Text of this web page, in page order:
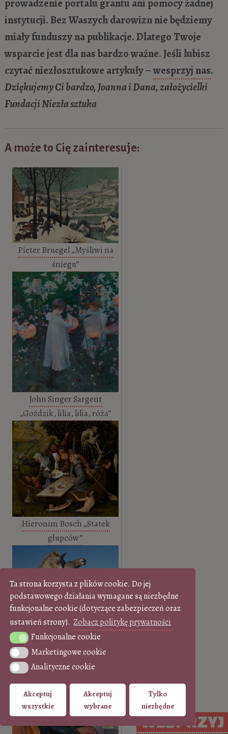
Ta strona korzysta z plików cookie. Do jej
podstawowego działania wymagane są niezbędne
funkcjonalne cookie (dotyczące zabezpieczeń oraz
ustawień strony). Zobacz politykę prywatności
Funkcjonalne cookie
Funkcjonalne cookie
Marketingowe cookie
Marketingowe cookie
Analityczne cookie
Analityczne cookie
Akceptuj
wszystkie
Akceptuj
wybrane
Tylko
niezbędne
prowadzenie portalu grantu ani pomocy żadnej
instytucji. Bez Waszych darowizn nie będziemy
miały funduszy na publikacje. Dlatego Twoje
wsparcie jest dla nas bardzo ważne. Jeśli lubisz
czytać niezłosztukowe artykuły –wesprzyj nas.
Dziękujemy Ci bardzo, Joanna i Dana, założycielki
Fundacji Niezła sztuka
A może to Cię zainteresuje:
Pieter Bruegel „Myśliwi na
śniegu”
John Singer Sargent
„Goździk, lilia, lilia, róża”
Hieronim Bosch „Statek
głupców”
Sztuka w mieście – 15
najciekawszych rzeźb z
różnych zakątków…